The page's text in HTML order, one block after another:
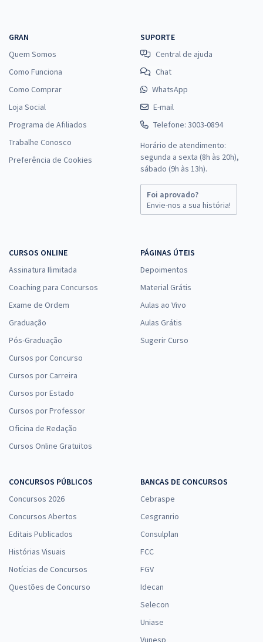
GRAN
Quem Somos
Como Funciona
Como Comprar
Loja Social
Programa de Afiliados
Trabalhe Conosco
Preferência de Cookies
SUPORTE
Central de ajuda
Chat
WhatsApp
E-mail
Telefone: 3003-0894
Horário de atendimento:
segunda a sexta (8h às 20h),
sábado (9h às 13h).
Foi aprovado?
Envie-nos a sua história!
CURSOS ONLINE
Assinatura Ilimitada
Coaching para Concursos
Exame de Ordem
Graduação
Pós-Graduação
Cursos por Concurso
Cursos por Carreira
Cursos por Estado
Cursos por Professor
Oficina de Redação
Cursos Online Gratuitos
PÁGINAS ÚTEIS
Depoimentos
Material Grátis
Aulas ao Vivo
Aulas Grátis
Sugerir Curso
CONCURSOS PÚBLICOS
Concursos 2026
Concursos Abertos
Editais Publicados
Histórias Visuais
Notícias de Concursos
Questões de Concurso
BANCAS DE CONCURSOS
Cebraspe
Cesgranrio
Consulplan
FCC
FGV
Idecan
Selecon
Uniase
Vunesp